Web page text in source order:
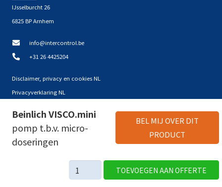
Beinlich VISCO.mini
pomp t.b.v. micro-
doseringen
BEL MIJ OVER DIT
PRODUCT
Beinlich
VISCO.mini
TOEVOEGEN AAN OFFERTE
IJsselburcht 26
6825 BP Arnhem
info@intercontrol.be
+31 26 4425204
Disclaimer, privacy en cookies NL
Privacyverklaring NL
Partners